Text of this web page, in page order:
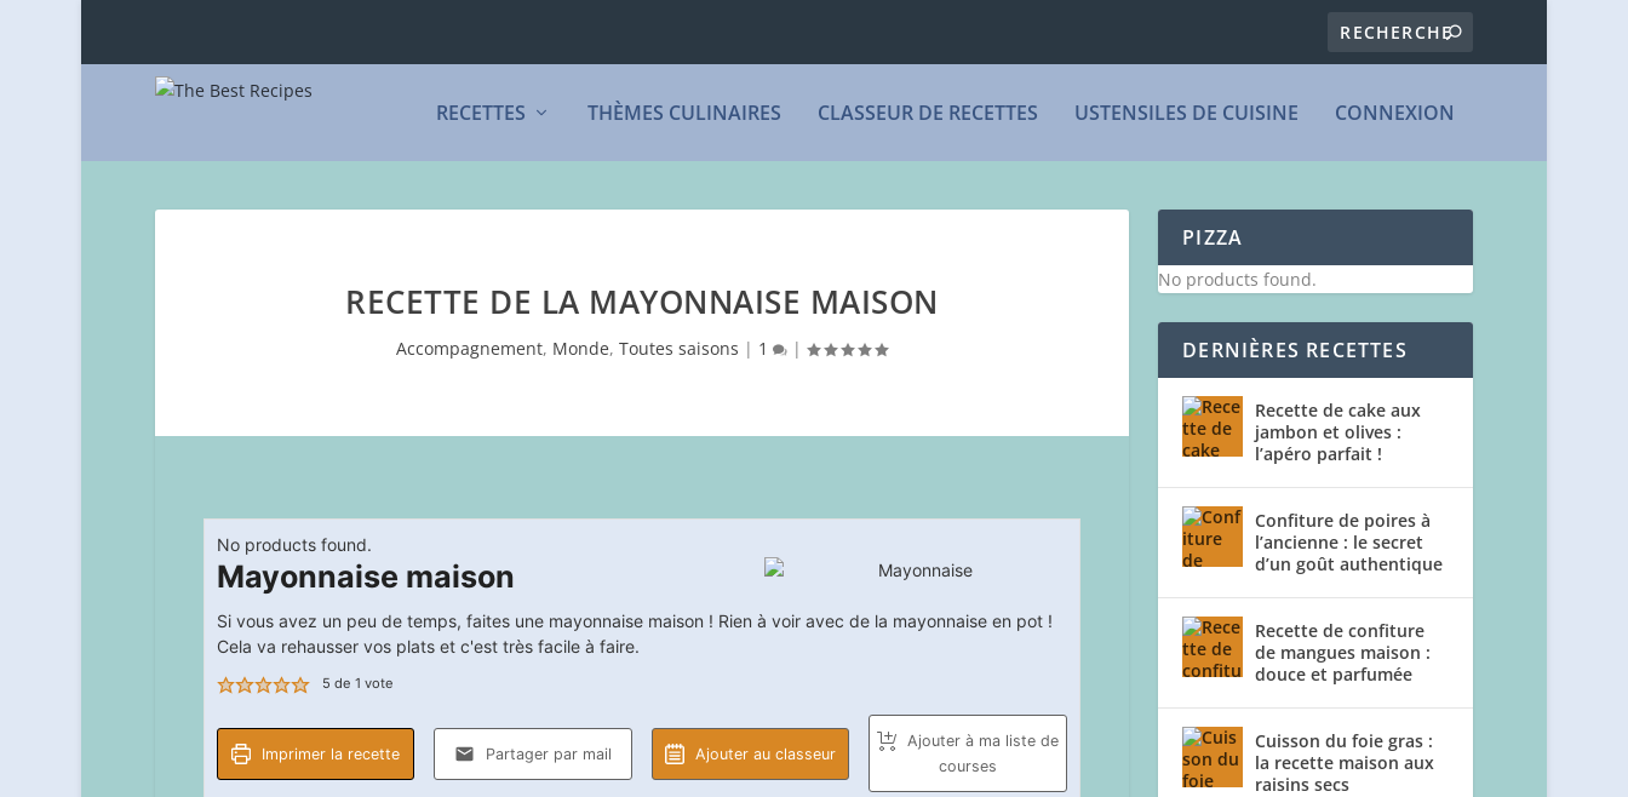
RECETTES THÈMES CULINAIRES CLASSEUR DE RECETTES USTENSILES DE CUISINE CONNEXION
RECETTE DE LA MAYONNAISE MAISON
Accompagnement, Monde,Toutes saisons | 1 |
No products found.
Mayonnaise maison
Si vous avez un peu de temps, faites une mayonnaise maison ! Rien à voir avec de la mayonnaise en pot !
Cela va rehausser vos plats et c'est très facile à faire.
5 de 1 vote
Imprimer la recette Partager par mail Ajouter au classeur
Ajouter à ma liste de
courses
PIZZA
No products found.
DERNIÈRES RECETTES
Recette de cake aux
jambon et olives :
l’apéro parfait !
Confiture de poires à
l’ancienne : le secret
d’un goût authentique
Recette de confiture
de mangues maison :
douce et parfumée
Cuisson du foie gras :
la recette maison aux
raisins secs